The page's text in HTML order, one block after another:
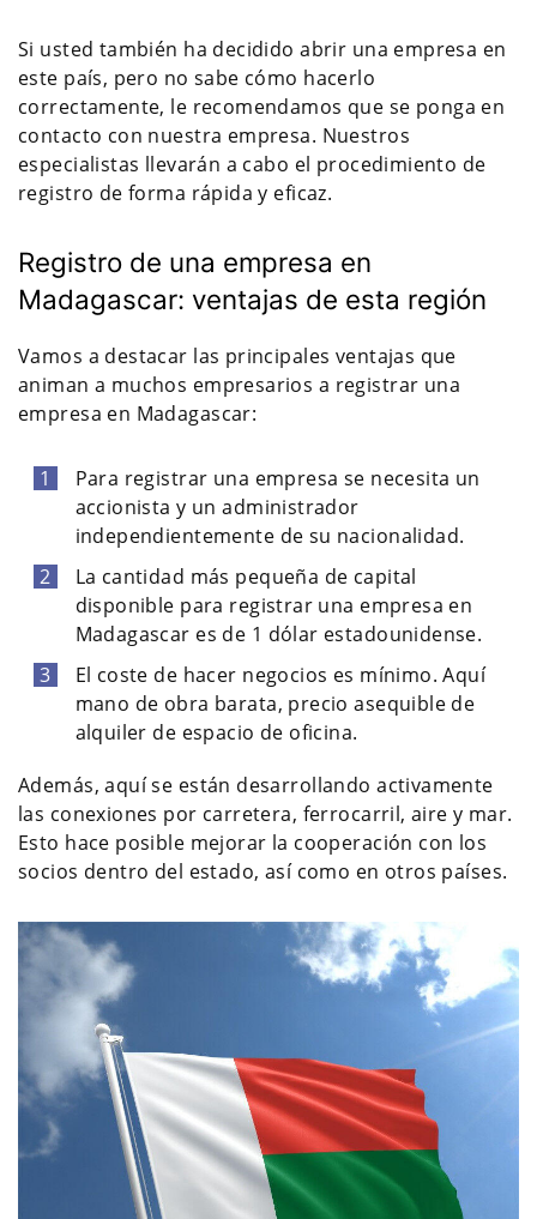
Si usted también ha decidido abrir una empresa en
este país, pero no sabe cómo hacerlo
correctamente, le recomendamos que se ponga en
contacto con nuestra empresa. Nuestros
especialistas llevarán a cabo el procedimiento de
registro de forma rápida y eficaz.
Registro de una empresa en
Madagascar: ventajas de esta región
Vamos a destacar las principales ventajas que
animan a muchos empresarios a registrar una
empresa en Madagascar:
Para registrar una empresa se necesita un
accionista y un administrador
independientemente de su nacionalidad.
La cantidad más pequeña de capital
disponible para registrar una empresa en
Madagascar es de 1 dólar estadounidense.
El coste de hacer negocios es mínimo. Aquí
mano de obra barata, precio asequible de
alquiler de espacio de oficina.
Además, aquí se están desarrollando activamente
las conexiones por carretera, ferrocarril, aire y mar.
Esto hace posible mejorar la cooperación con los
socios dentro del estado, así como en otros países.